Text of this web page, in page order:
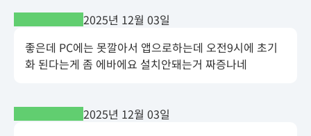
2025년 12월 03일
좋은데 PC에는 못깔아서 앱으로하는데 오전9시에 초기
화 된다는게 좀 에바에요 설치안돼는거 짜증나네
2025년 12월 03일